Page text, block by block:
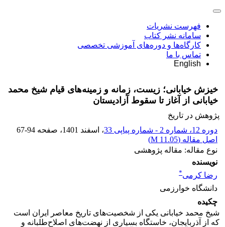
فهرست نشریات
سامانه نشر کتاب
کارگاه‌ها و دوره‌های آموزشی تخصصی
تماس با ما
English
خیزش خیابانی؛ زیست، زمانه و زمینه‌های قیام شیخ محمد
خیابانی از آغاز تا سقوط آزادیستان
پژوهش در تاریخ
دوره 12، شماره 2 - شماره پیاپی 33
، اسفند 1401 ، صفحه 67-94
اصل مقاله (11.05 M
)
نوع مقاله: مقاله پژوهشی
نویسنده
رضا کرمی*
دانشگاه خوارزمی
چکیده
شیخ محمد خیابانی یکی از شخصیت‌های تاریخ معاصر ایران است
که از آذربایجان، خاستگاه بسیاری از نهضت‌های اصلاح‌طلبانه و